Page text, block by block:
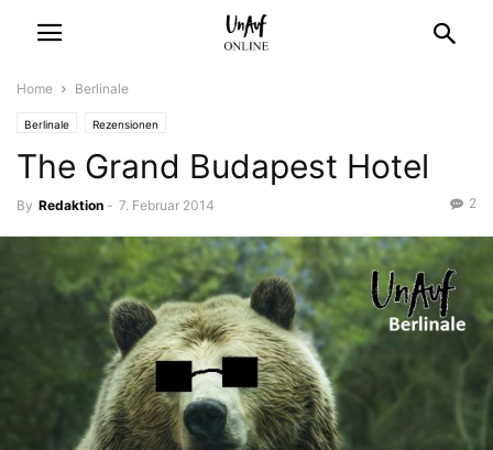
Home Berlinale
Berlinale Rezensionen
The Grand Budapest Hotel
By Redaktion - 7. Februar 2014 2